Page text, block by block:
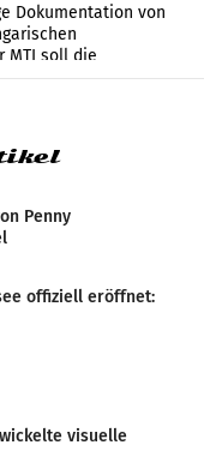
Dokumentation von
MTI soll die
Manipulation und
Penny
offiziell eröffnet:
visuelle